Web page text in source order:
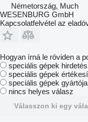
Németország, Much
WESENBURG GmbH
Kapcsolatfelvétel az
Hogyan írná le röviden a
speciális gépek
speciális gépek
speciális gépek gyártója
nincs helyes válasz
Válasszon ki egy